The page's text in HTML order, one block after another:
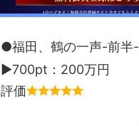
●福田、鶴の一声-前半-
▶︎700pt：200万円
評価